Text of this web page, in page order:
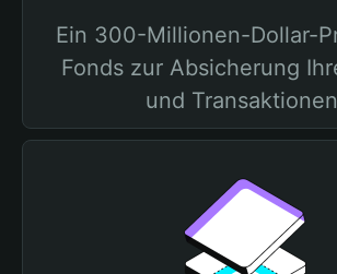
Ein 300-Millionen-Dollar-
Fonds zur Absicherung
und